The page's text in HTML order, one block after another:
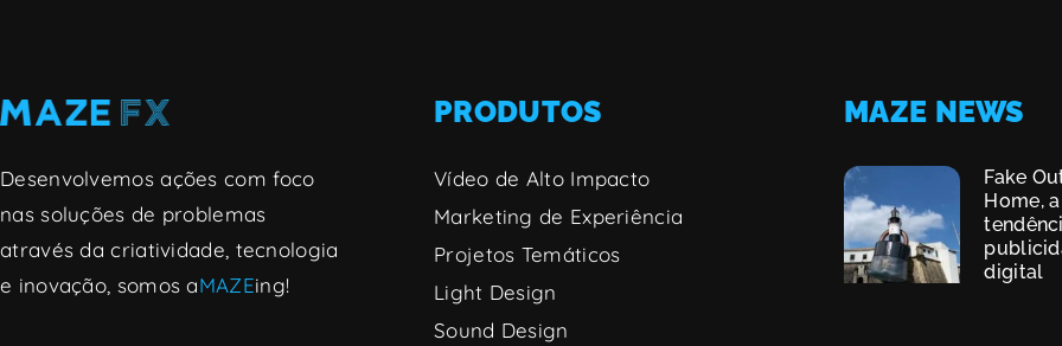
Desenvolvemos ações com foco
nas soluções de problemas
através da criatividade, tecnologia
e inovação, somos aMAZEing!
PRODUTOS
Vídeo de Alto Impacto
Marketing de Experiência
Projetos Temáticos
Light Design
Sound Design
MAZE NEWS
Fake
Home,
digital